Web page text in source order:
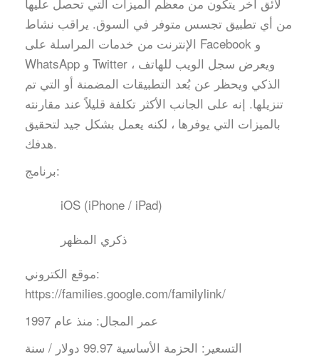
من أي تطبيق تجسس متوفر في السوق. يراقب نشاط
الإنترنت من خدمات المراسلة على Facebook و
WhatsApp و Twitter ، ويعرض سجل الويب للهاتف
الذكي ويحظر عن بُعد التطبيقات المضمنة أو التي تم
تنزيلها. إنه على الجانب الأكثر تكلفة قليلاً عند مقارنته
بالميزات التي يوفرها ، لكنه يعمل بشكل جيد لتحقيق
هدفك.
برنامج:
iOS (iPhone / iPad)
ذكري المظهر
موقع الكتروني:
https://families.google.com/familylink/
عمر المجال: منذ عام 1997
التسعير: الحزمة الأساسية 99.97 دولار / سنة